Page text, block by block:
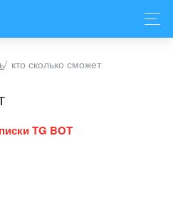
/ кто сколько сможет
TG BOT